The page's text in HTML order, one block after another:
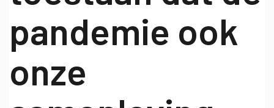
pandemie ook
onze